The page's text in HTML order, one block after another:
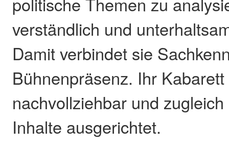
verständlich und
Damit verbindet sie
Bühnenpräsenz. Ihr
nachvollziehbar und
Inhalte ausgerichtet.